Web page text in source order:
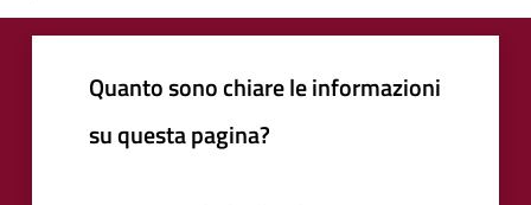
Quanto sono chiare le informazioni
su questa pagina?